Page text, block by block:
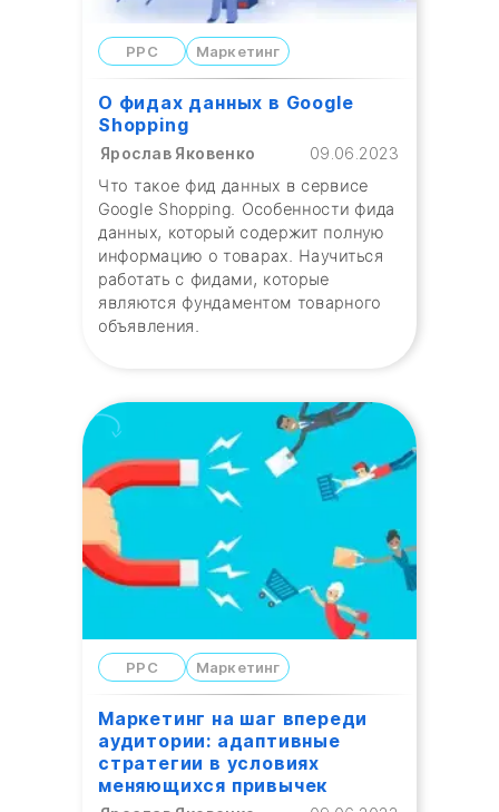
PPC Маркетинг
О фидах данных в Google
Shopping
Ярослав Яковенко
09.06.2023
Что такое фид данных в сервисе
Google Shopping. Особенности фида
данных, который содержит полную
информацию о товарах. Научиться
работать с фидами, которые
являются фундаментом товарного
объявления.
PPC Маркетинг
Маркетинг на шаг впереди
аудитории: адаптивные
стратегии в условиях
меняющихся привычек